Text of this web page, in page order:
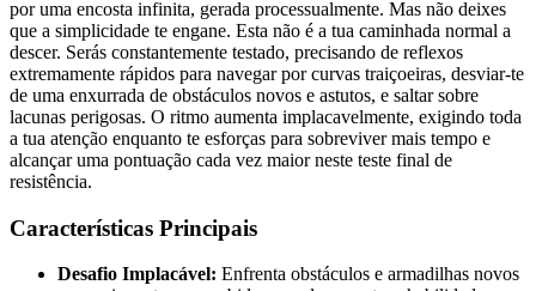
por uma encosta infinita, gerada processualmente. Mas não deixes
que a simplicidade te engane. Esta não é a tua caminhada normal a
descer. Serás constantemente testado, precisando de reflexos
extremamente rápidos para navegar por curvas traiçoeiras, desviar-te
de uma enxurrada de obstáculos novos e astutos, e saltar sobre
lacunas perigosas. O ritmo aumenta implacavelmente, exigindo toda
a tua atenção enquanto te esforças para sobreviver mais tempo e
alcançar uma pontuação cada vez maior neste teste final de
resistência.
Características Principais
Desafio Implacável: Enfrenta obstáculos e armadilhas novos